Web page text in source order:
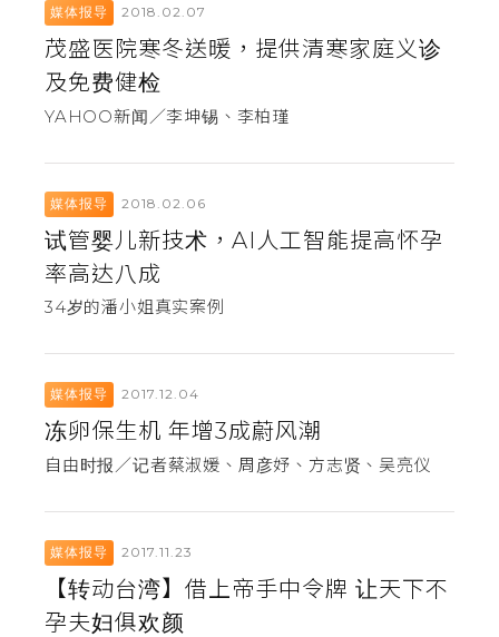
媒体报导 2018.02.07
茂盛医院寒冬送暖，提供清寒家庭义诊
及免费健检
YAHOO新闻／李坤锡、李柏瑾
媒体报导 2018.02.06
试管婴儿新技术，AI人工智能提高怀孕
率高达八成
34岁的潘小姐真实案例
媒体报导 2017.12.04
冻卵保生机 年增3成蔚风潮
自由时报／记者蔡淑媛、周彦妤、方志贤、吴亮仪
媒体报导 2017.11.23
【转动台湾】借上帝手中令牌 让天下不
孕夫妇俱欢颜